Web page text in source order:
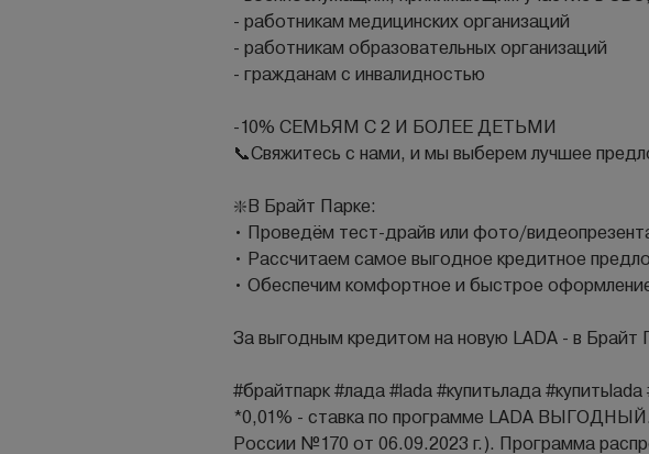
- работникам медицинских организаций
- работникам образовательных организаций
- гражданам с инвалидностью
-10% CЕМЬЯМ С 2 И БOЛEЕ ДEТЬМИ
📞Свяжитесь с нами, и мы выберем лучшее
❇️В Брайт Парке:
• Проведём тест-драйв или фото/
• Рассчитаем самое выгодное кредитное
• Обеспечим комфортное и быстрое
За выгодным кредитом на новую LАDА - в Брайт
#брайтпарк #лада #lаdа #купитьлада
*0,01% - ставка по программе LADA ВЫГОДНЫЙ.
России №170 от 06.09.2023 г.). Программа